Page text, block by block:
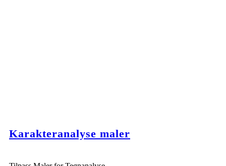
Karakteranalyse maler